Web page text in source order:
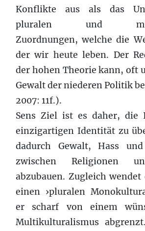
Konflikte aus als das
pluralen und
Zuordnungen, welche die
der wir heute leben. Der
der hohen Theorie kann, oft
Gewalt der niederen Politik
2007: 11f.).
Sens Ziel ist es daher, die
einzigartigen Identität zu
dadurch Gewalt, Hass
zwischen Religionen
abzubauen. Zugleich
einen ›pluralen
er scharf von einem
Multikulturalismus